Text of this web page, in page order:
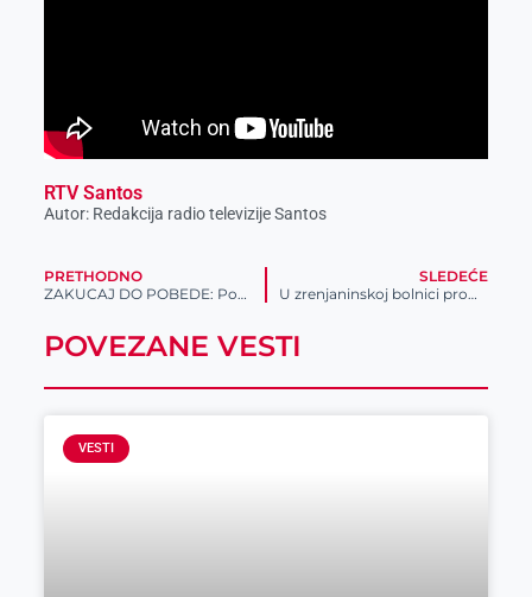
RTV Santos
Autor: Redakcija radio televizije Santos
PRETHODNO
ZAKUCAJ DO POBEDE: Postani MVP i osvoji SONY PLAYSTATION 5!
SLEDEĆE
U zrenjaninskoj bolnici promovisani novi laparoskopski stub i digitalni mamograf
POVEZANE VESTI
VESTI